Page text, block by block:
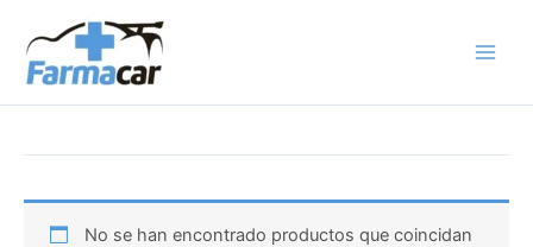
contenido
No se han encontrado productos que coincidan